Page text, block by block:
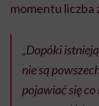
momentu liczba
„Dopóki
nie są
pojawiać się